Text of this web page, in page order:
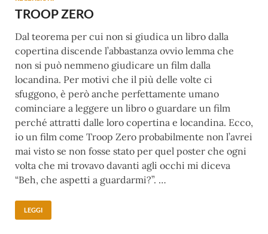
TROOP ZERO
Dal teorema per cui non si giudica un libro dalla
copertina discende l’abbastanza ovvio lemma che
non si può nemmeno giudicare un film dalla
locandina. Per motivi che il più delle volte ci
sfuggono, è però anche perfettamente umano
cominciare a leggere un libro o guardare un film
perché attratti dalle loro copertina e locandina. Ecco,
io un film come Troop Zero probabilmente non l’avrei
mai visto se non fosse stato per quel poster che ogni
volta che mi trovavo davanti agli occhi mi diceva
“Beh, che aspetti a guardarmi?”. …
LEGGI